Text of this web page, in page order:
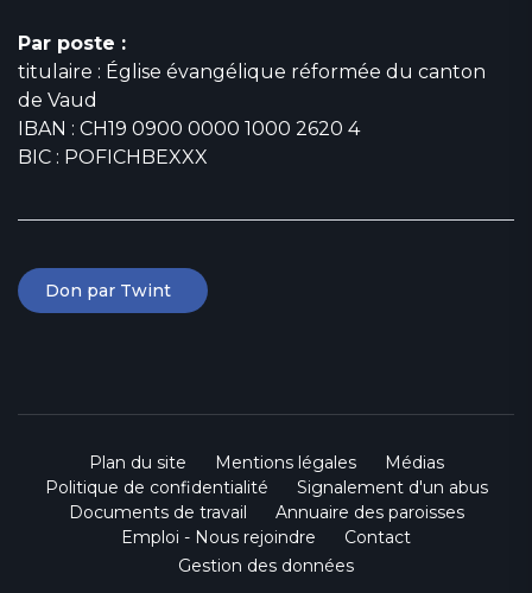
Par poste :
titulaire : Église évangélique réformée du canton
de Vaud
IBAN : CH19 0900 0000 1000 2620 4
BIC : POFICHBEXXX
Don par Twint
Plan du site Mentions légales
Médias
Politique de confidentialité
Signalement d'un abus
Documents de travail
Annuaire des paroisses
Emploi - Nous rejoindre
Contact
Gestion des données